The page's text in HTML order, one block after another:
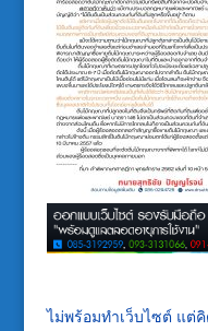
ไม่พร้อมทำเว็บไซต์ แต่